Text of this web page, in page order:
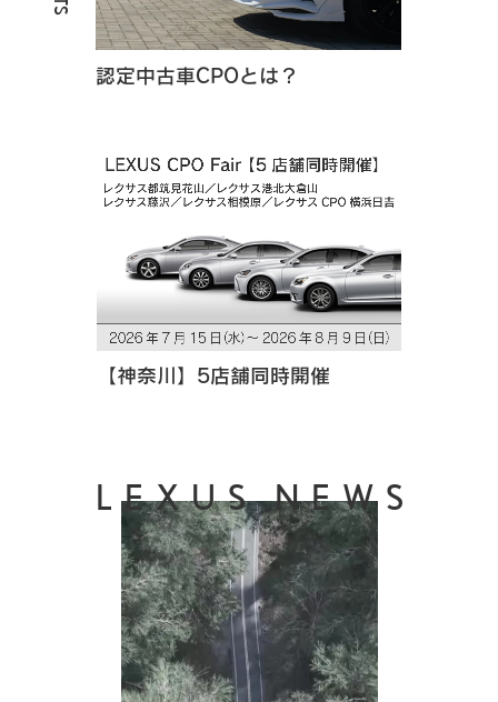
認定中古車CPOとは？
【神奈川】5店舗同時開催
LEXUS NEWS